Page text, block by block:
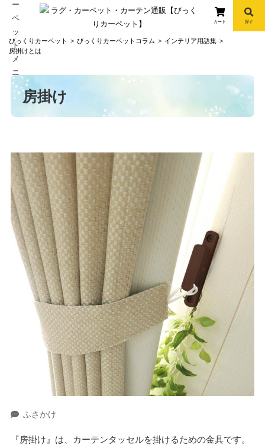
カート 探す
びっくりカーペット びっくりカーペットコラム
インテリア用語集
房掛けとは
房掛け
ふさかけ
『房掛け』は、カーテンタッセルを掛けるための金具です。